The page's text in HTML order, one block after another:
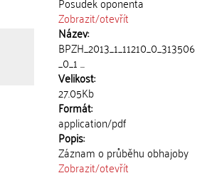
Zobrazit/otevřít
Název:
BPZH_2013_1_11210_0_313506
_0_1 ...
Velikost:
27.05Kb
Formát:
application/pdf
Popis:
Záznam o průběhu obhajoby
Zobrazit/otevřít